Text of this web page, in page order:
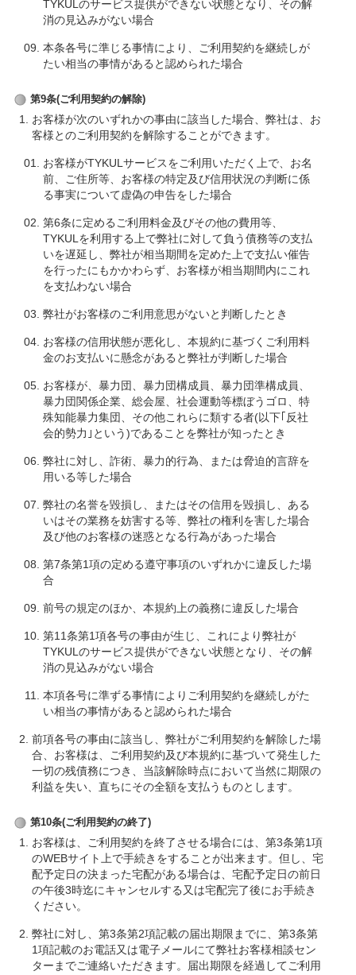
TYKULのサービス提供ができない状態となり、その解
消の見込みがない場合
本条各号に準じる事情により、ご利用契約を継続しが
たい相当の事情があると認められた場合
第9条(ご利用契約の解除)
お客様が次のいずれかの事由に該当した場合、弊社は、お
客様とのご利用契約を解除することができます。
お客様がTYKULサービスをご利用いただく上で、お名
前、ご住所等、お客様の特定及び信用状況の判断に係
る事実について虚偽の申告をした場合
第6条に定めるご利用料金及びその他の費用等、
TYKULを利用する上で弊社に対して負う債務等の支払
いを遅延し、弊社が相当期間を定めた上で支払い催告
を行ったにもかかわらず、お客様が相当期間内にこれ
を支払わない場合
弊社がお客様のご利用意思がないと判断したとき
お客様の信用状態が悪化し、本規約に基づくご利用料
金のお支払いに懸念があると弊社が判断した場合
お客様が、暴力団、暴力団構成員、暴力団準構成員、
暴力団関係企業、総会屋、社会運動等標ぼうゴロ、特
殊知能暴力集団、その他これらに類する者(以下｢反社
会的勢力｣という)であることを弊社が知ったとき
弊社に対し、詐術、暴力的行為、または脅迫的言辞を
用いる等した場合
弊社の名誉を毀損し、またはその信用を毀損し、ある
いはその業務を妨害する等、弊社の権利を害した場合
及び他のお客様の迷惑となる行為があった場合
第7条第1項の定める遵守事項のいずれかに違反した場
合
前号の規定のほか、本規約上の義務に違反した場合
第11条第1項各号の事由が生じ、これにより弊社が
TYKULのサービス提供ができない状態となり、その解
消の見込みがない場合
本項各号に準ずる事情によりご利用契約を継続しがた
い相当の事情があると認められた場合
前項各号の事由に該当し、弊社がご利用契約を解除した場
合、お客様は、ご利用契約及び本規約に基づいて発生した
一切の残債務につき、当該解除時点において当然に期限の
利益を失い、直ちにその全額を支払うものとします。
第10条(ご利用契約の終了)
お客様は、ご利用契約を終了させる場合には、第3条第1項
のWEBサイト上で手続きをすることが出来ます。但し、宅
配予定日の決まった宅配がある場合は、宅配予定日の前日
の午後3時迄にキャンセルする又は宅配完了後にお手続き
ください。
弊社に対し、第3条第2項記載の届出期限までに、第3条第
1項記載のお電話又は電子メールにて弊社お客様相談セン
ターまでご連絡いただきます。届出期限を経過してご利用